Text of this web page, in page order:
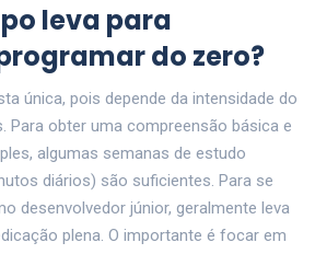
leva para
do zero?
única, pois depende da intensidade do
Para obter uma compreensão básica e
algumas semanas de estudo
diários) são suficientes. Para se
desenvolvedor júnior, geralmente leva
plena. O importante é focar em